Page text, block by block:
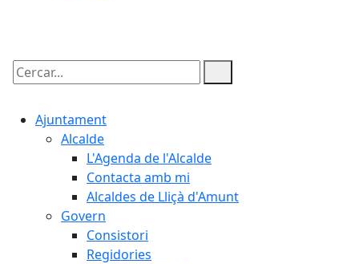
Cercar:
Ajuntament
Alcalde
L'Agenda de l'Alcalde
Contacta amb mi
Alcaldes de Lliçà d'Amunt
Govern
Consistori
Regidories